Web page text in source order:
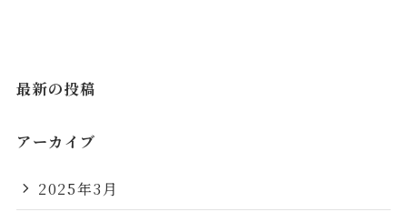
最新の投稿
アーカイブ
2025年3月